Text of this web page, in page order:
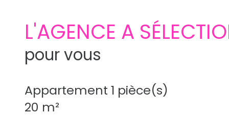
L'AGENCE A
pour vous
Appartement 1 pièce(s)
20 m²